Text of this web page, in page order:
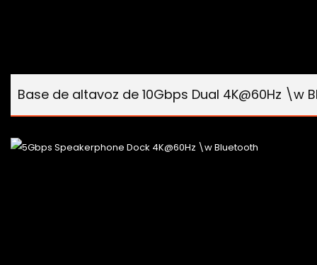
Base de altavoz de 10Gbps Dual 4K@60Hz \w